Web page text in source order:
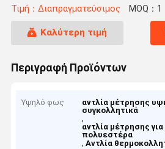
Τιμή：Διαπραγματεύσιμος MOQ：1
Καλύτερη τιμή
Περιγραφή Προϊόντων
Υψηλό φως
αντλία μέτρησης
συγκολλητικά
,
αντλία μέτρησης
πολυεστέρα
,Αντλία